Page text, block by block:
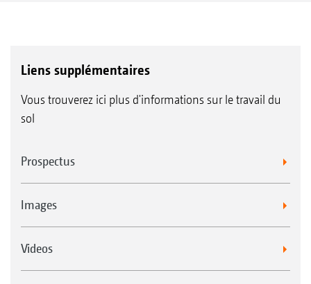
Liens supplémentaires
Vous trouverez ici plus d'informations sur le travail du
sol
Prospectus
Images
Videos